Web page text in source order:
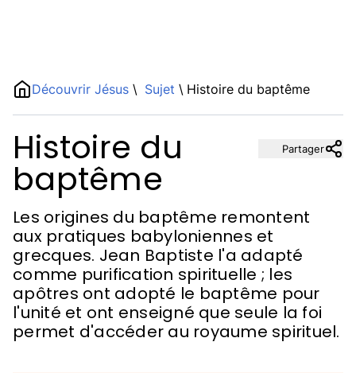
Découvrir Jésus \ Sujet \ Histoire du baptême
Histoire du
baptême
Les origines du baptême remontent
aux pratiques babyloniennes et
grecques. Jean Baptiste l'a adapté
comme purification spirituelle ; les
apôtres ont adopté le baptême pour
l'unité et ont enseigné que seule la foi
permet d'accéder au royaume spirituel.
Partager
Name
Description